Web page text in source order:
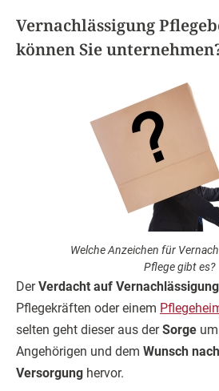
Vernachlässigung
können Sie
Welche Anzeichen für
Pflege gibt es?
DerVerdacht auf Vernachlässigung
Pflegekräften oder einem
selten geht dieser aus derSorge
Angehörigen und dem Wunsch
Versorgung hervor.